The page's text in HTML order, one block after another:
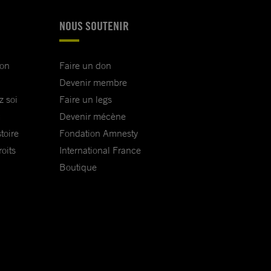
soi
NOUS SOUTENIR
Faire un don
Devenir membre
Faire un legs
Devenir mécène
Fondation Amnesty
International France
Boutique